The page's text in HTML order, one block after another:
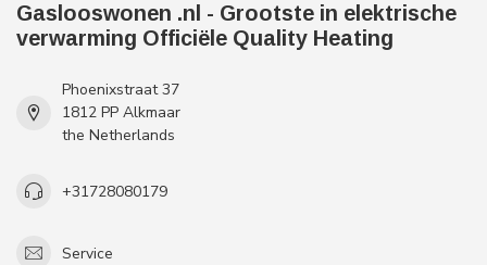
Gaslooswonen .nl - Grootste in elektrische
verwarming Officiële Quality Heating
Phoenixstraat 37
1812 PP Alkmaar
the Netherlands
+31728080179
Service